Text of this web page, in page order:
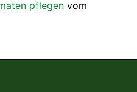
pflegen vom